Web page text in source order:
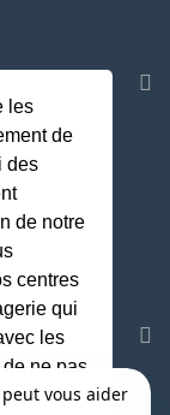
les
de
des
de notre
centres
qui
les
ne pas
au